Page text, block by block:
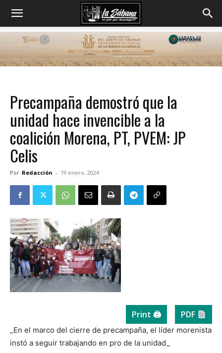
Precampaña demostró que la
unidad hace invencible a la
coalición Morena, PT, PVEM: JP
Celis
Por Redacción - 19 enero, 2024
Print 🖨 PDF
_En el marco del cierre de precampaña, el líder morenista
instó a seguir trabajando en pro de la unidad_